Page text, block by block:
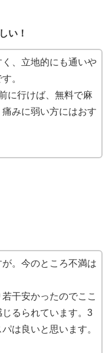
い！
、立地的にも通いや
。
に行けば、無料で麻
みに弱い方にはおす
。今のところ不満は
干安かったのでここ
るられています。3
は良いと思います。